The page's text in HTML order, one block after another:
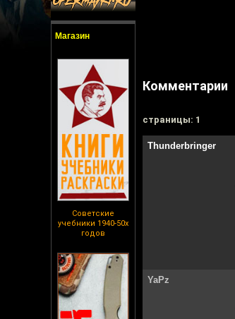
Магазин
Советские
учебники 1940-50х
годов
Комментарии
cтраницы: 1
Thunderbringer
YaPz